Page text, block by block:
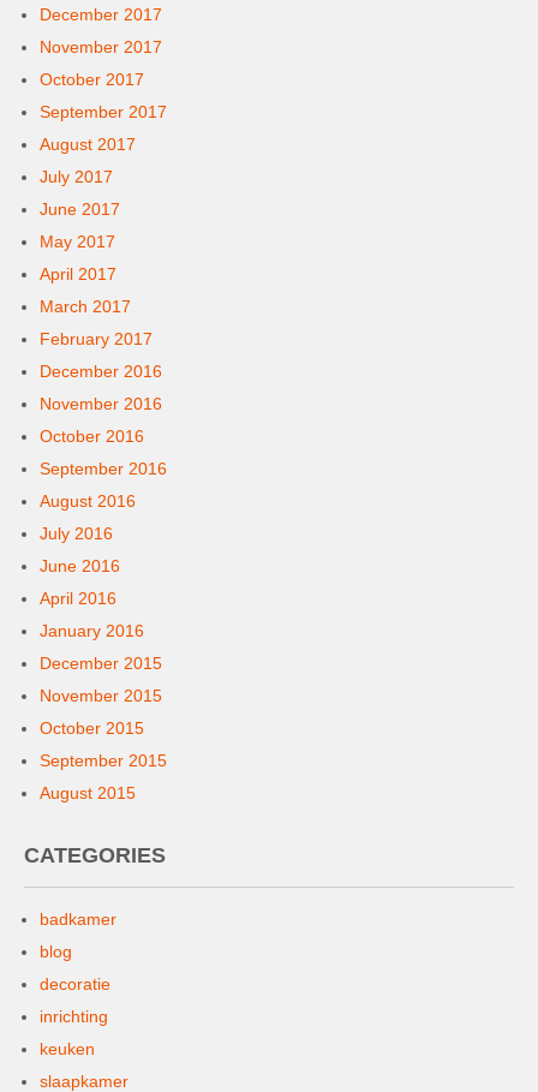
December 2017
November 2017
October 2017
September 2017
August 2017
July 2017
June 2017
May 2017
April 2017
March 2017
February 2017
December 2016
November 2016
October 2016
September 2016
August 2016
July 2016
June 2016
April 2016
January 2016
December 2015
November 2015
October 2015
September 2015
August 2015
CATEGORIES
badkamer
blog
decoratie
inrichting
keuken
slaapkamer